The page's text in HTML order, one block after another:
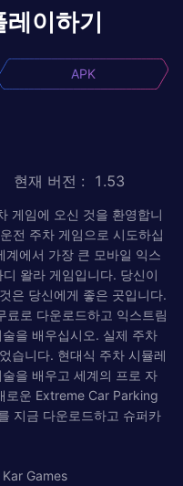
레이하기
APK
현재 버전 : 1.53
게임에 오신 것을 환영합니
전 주차 게임으로 시도하십
에서 가장 큰 모바일 익스
왈라 게임입니다. 당신이
은 당신에게 좋은 곳입니다.
로 다운로드하고 익스트림
을 배우십시오. 실제 주차
습니다. 현대식 주차 시뮬레
을 배우고 세계의 프로 자
로운 Extreme Car Parking
지금 다운로드하고 슈퍼카
Games